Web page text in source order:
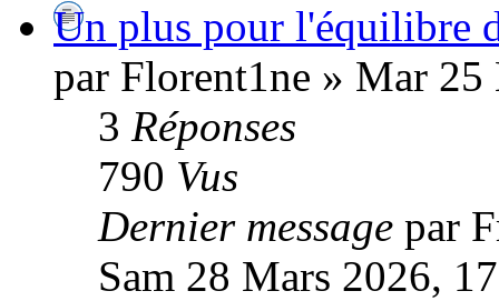
Un plus pour l'équilibre
par Florent1ne » Mar
3 Réponses
790 Vus
Dernier message par
Sam 28 Mars 2026,